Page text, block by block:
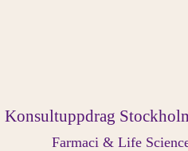
Konsultuppdrag
Farmaci & Life